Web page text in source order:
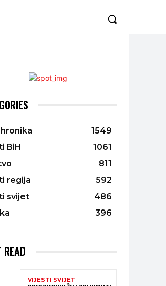
1549
BiH
1061
811
regija
592
svijet
486
396
READ
VIJESTI SVIJET